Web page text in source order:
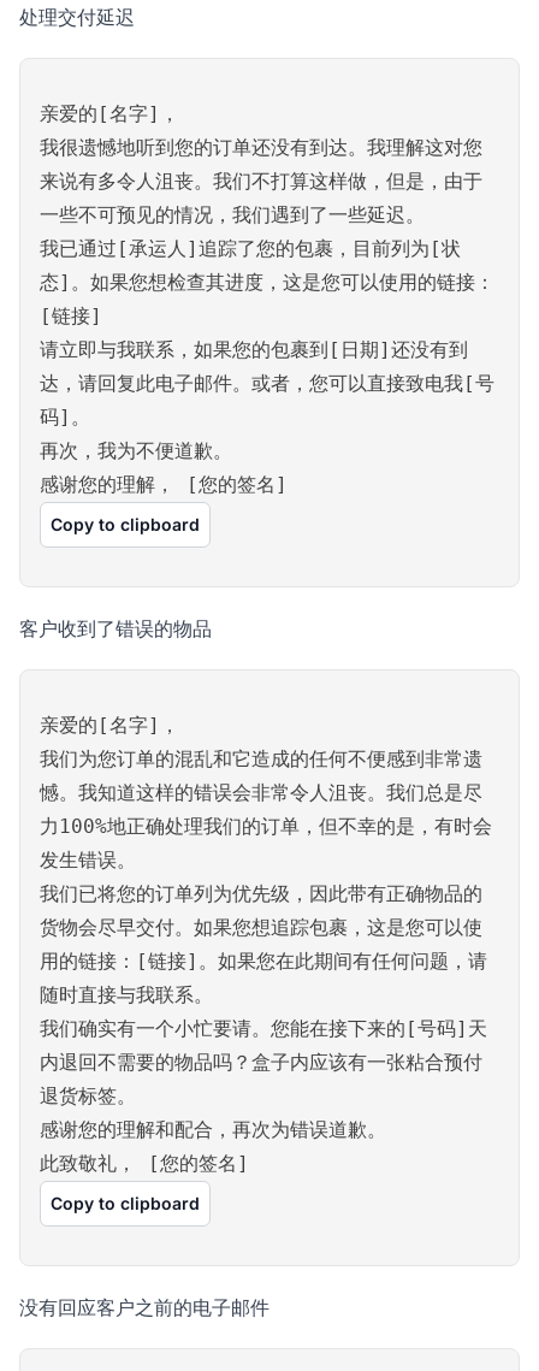
处理交付延迟
亲爱的[名字]，
我很遗憾地听到您的订单还没有到达。我理解这对您
来说有多令人沮丧。我们不打算这样做，但是，由于
一些不可预见的情况，我们遇到了一些延迟。
我已通过[承运人]追踪了您的包裹，目前列为[状
态]。如果您想检查其进度，这是您可以使用的链接：
[链接]
请立即与我联系，如果您的包裹到[日期]还没有到
达，请回复此电子邮件。或者，您可以直接致电我[号
码]。
再次，我为不便道歉。
感谢您的理解， [您的签名]
Copy to clipboard
客户收到了错误的物品
亲爱的[名字]，
我们为您订单的混乱和它造成的任何不便感到非常遗
憾。我知道这样的错误会非常令人沮丧。我们总是尽
力100%地正确处理我们的订单，但不幸的是，有时会
发生错误。
我们已将您的订单列为优先级，因此带有正确物品的
货物会尽早交付。如果您想追踪包裹，这是您可以使
用的链接：[链接]。如果您在此期间有任何问题，请
随时直接与我联系。
我们确实有一个小忙要请。您能在接下来的[号码]天
内退回不需要的物品吗？盒子内应该有一张粘合预付
退货标签。
感谢您的理解和配合，再次为错误道歉。
此致敬礼， [您的签名]
Copy to clipboard
没有回应客户之前的电子邮件